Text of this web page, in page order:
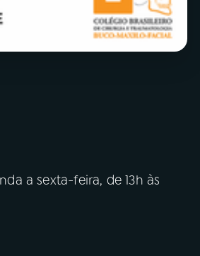
a sexta-feira, de 13h às